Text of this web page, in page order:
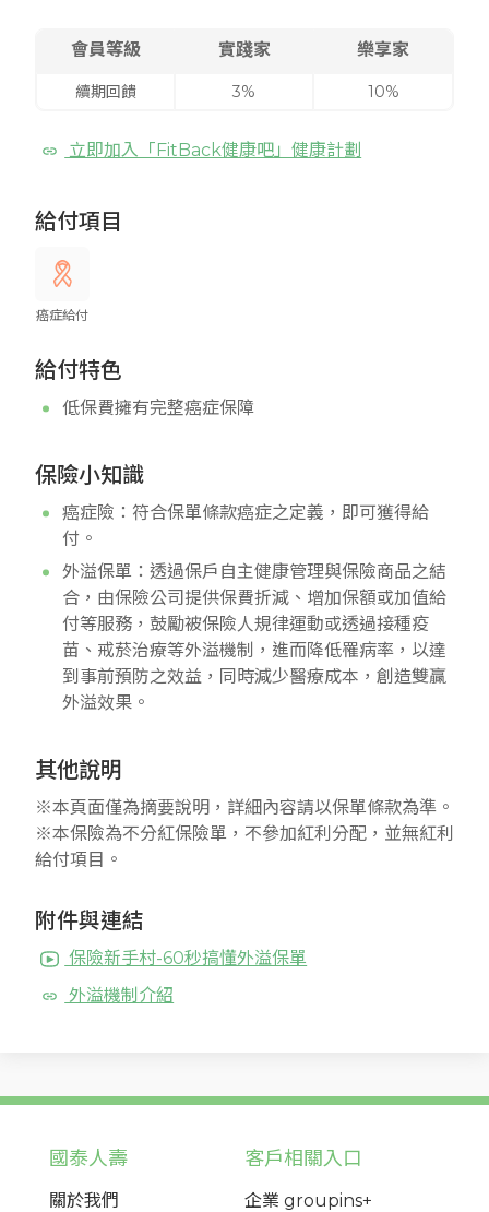
會員等級 實踐家 樂享家
續期回饋 3% 10%
立即加入「FitBack健康吧」健康計劃
給付項目
癌症給付
給付特色
低保費擁有完整癌症保障
保險小知識
癌症險：符合保單條款癌症之定義，即可獲得給
付。
外溢保單：透過保戶自主健康管理與保險商品之結
合，由保險公司提供保費折減、增加保額或加值給
付等服務，鼓勵被保險人規律運動或透過接種疫
苗、戒菸治療等外溢機制，進而降低罹病率，以達
到事前預防之效益，同時減少醫療成本，創造雙贏
外溢效果。
其他說明
※本頁面僅為摘要說明，詳細內容請以保單條款為準。
※本保險為不分紅保險單，不參加紅利分配，並無紅利
給付項目。
附件與連結
保險新手村-60秒搞懂外溢保單
外溢機制介紹
國泰人壽
關於我們
客戶相關入口
企業 groupins+